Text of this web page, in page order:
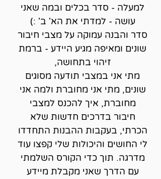
למעלה - סדר בכלים ובמה שאני
עושה - למדתי את הא' ב' :)
סדר והבנה עמוקה על מצבי חיבור
שונים ומאיפה מגיע היידע - ברמת
זיהוי בתחושה,
מתי אני במצבי תודעה מסוגים
שונים, מתי אני מחוברת ולמה אני
מחוברת, איך להכנס למצבי
חיבור בדרכים חדשות שלא
הכרתי, בעקבות ההבנות התחדדו
לי החושים והיכולות שלי קפצו עוד
מדרגה. תוך כדי הקורס השלמתי
עם הדרך שאני מקבלת מיידע